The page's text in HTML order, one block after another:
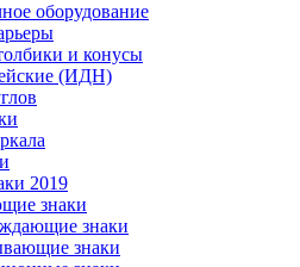
оборудование
и конусы
(ИДН)
2019
знаки
знаки
знаки